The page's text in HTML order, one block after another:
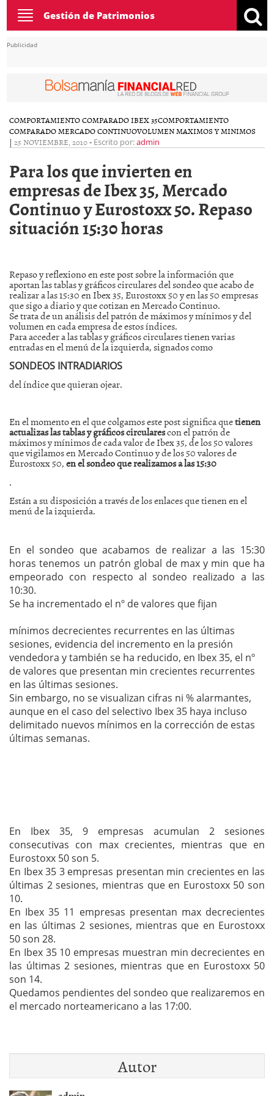
Toggle
navigation
Gestión de Patrimonios
Publicidad
COMPORTAMIENTO COMPARADO IBEX 35COMPORTAMIENTO
COMPARADO MERCADO CONTINUOVOLUMEN MAXIMOS Y MINIMOS
| 25 NOVIEMBRE, 2010- Escrito por:admin
Para los que invierten en
empresas de Ibex 35, Mercado
Continuo y Eurostoxx 50. Repaso
situación 15:30 horas
Repaso y reflexiono en este post sobre la información que
aportan las tablas y gráficos circulares del sondeo que acabo de
realizar a las 15:30 en Ibex 35, Eurostoxx 50 y en las 50 empresas
que sigo a diario y que cotizan en Mercado Continuo.
Se trata de un análisis del patrón de máximos y mínimos y del
volumen en cada empresa de estos índices.
Para acceder a las tablas y gráficos circulares tienen varias
entradas en el menú de la izquierda, signados como
SONDEOS INTRADIARIOS
del índice que quieran ojear.
En el momento en el que colgamos este post significa quetienen
actualizas las tablas y gráficos circularescon el patrón de
máximos y mínimos de cada valor de Ibex 35, de los 50 valores
que vigilamos en Mercado Continuo y de los 50 valores de
Eurostoxx 50,en el sondeo que realizamos a las 15:30
.
Están a su disposición a través de los enlaces que tienen en el
menú de la izquierda.
En el sondeo que acabamos de realizar a las 15:30
horas tenemos un patrón global de max y min que ha
empeorado con respecto al sondeo realizado a las
10:30.
Se ha incrementado el nº de valores que fijan
mínimos decrecientes recurrentes en las últimas
sesiones, evidencia del incremento en la presión
vendedora y también se ha reducido, en Ibex 35, el nº
de valores que presentan min crecientes recurrentes
en las últimas sesiones.
Sin embargo, no se visualizan cifras ni % alarmantes,
aunque en el caso del selectivo Ibex 35 haya incluso
delimitado nuevos mínimos en la corrección de estas
últimas semanas.
En Ibex 35, 9 empresas acumulan 2 sesiones
consecutivas con max crecientes, mientras que en
Eurostoxx 50 son 5.
En Ibex 35 3 empresas presentan min crecientes en las
últimas 2 sesiones, mientras que en Eurostoxx 50 son
10.
En Ibex 35 11 empresas presentan max decrecientes
en las últimas 2 sesiones, mientras que en Eurostoxx
50 son 28.
En Ibex 35 10 empresas muestran min decrecientes en
las últimas 2 sesiones, mientras que en Eurostoxx 50
son 14.
Quedamos pendientes del sondeo que realizaremos en
el mercado norteamericano a las 17:00.
Autor